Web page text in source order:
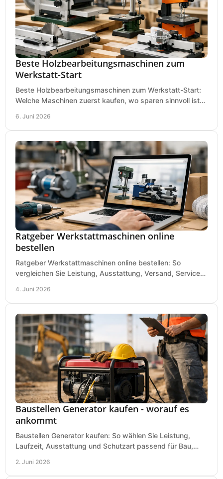
Beste Holzbearbeitungsmaschinen zum
Werkstatt-Start
Beste Holzbearbeitungsmaschinen zum Werkstatt-Start:
Welche Maschinen zuerst kaufen, wo sparen sinnvoll ist
6. Juni 2026
Ratgeber Werkstattmaschinen online
bestellen
Ratgeber Werkstattmaschinen online bestellen: So
vergleichen Sie Leistung, Ausstattung, Versand, Service
4. Juni 2026
Baustellen Generator kaufen - worauf es
ankommt
Baustellen Generator kaufen: So wählen Sie Leistung,
Laufzeit, Ausstattung und Schutzart passend für Bau,
2. Juni 2026